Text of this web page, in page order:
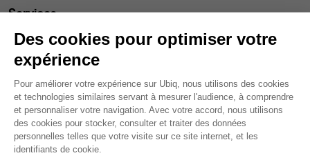
Services
Fibre
Domiciliation
Ménage
Coin stockage
Tables / chaises
Vidéo projecteur
Espace extérieur
Des cookies pour optimiser votre
expérience
Plateforme de Gestion du
Pour améliorer votre expérience sur Ubiq, nous utilisons des cookies
et technologies similaires servant à mesurer l'audience, à comprendre
et personnaliser votre navigation. Avec votre accord, nous utilisons
des cookies pour stocker, consulter et traiter des données
personnelles telles que votre visite sur ce site internet, et les
identifiants de cookie.